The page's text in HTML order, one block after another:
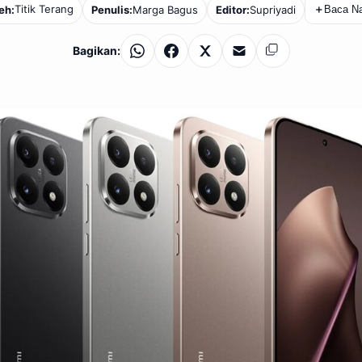
Titik Terang Penulis:Marga Bagus Editor:Supriyadi ＋ Baca
Bagikan: WhatsAppFacebook
X EmailSalin